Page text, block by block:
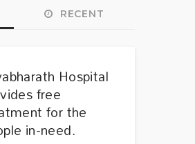
RECENT
Hospital
free
for the
in-need.